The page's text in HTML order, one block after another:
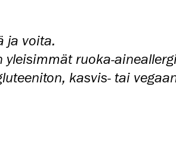
ja voita.
ruoka-
kasvis- tai